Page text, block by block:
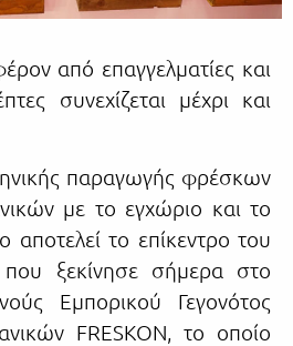
από επαγγελματίες και
συνεχίζεται μέχρι και
παραγωγής φρέσκων
με το εγχώριο και το
αποτελεί το επίκεντρο του
ξεκίνησε σήμερα στο
Εμπορικού Γεγονότος
FRESKON, το οποίο